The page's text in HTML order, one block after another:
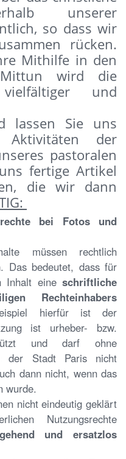
unserer
so dass wir
rücken.
Mithilfe in den
wird die
und
lassen Sie uns
der
pastoralen
fertige Artikel
die wir dann
bei Fotos und
müssen rechtlich
Das bedeutet, dass für
Inhalt eine schriftliche
Rechteinhabers
hierfür ist der
ist urheber- bzw.
und darf ohne
der Stadt Paris nicht
dann nicht, wenn das
wurde.
nicht eindeutig geklärt
Nutzungsrechte
und ersatzlos